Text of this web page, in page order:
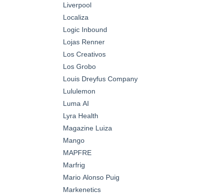
Liverpool
Localiza
Logic Inbound
Lojas Renner
Los Creativos
Los Grobo
Louis Dreyfus Company
Lululemon
Luma AI
Lyra Health
Magazine Luiza
Mango
MAPFRE
Marfrig
Mario Alonso Puig
Markenetics